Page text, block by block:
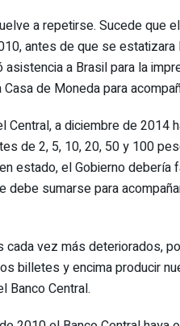
a repetirse. Sucede que
antes de que se
asistencia a Brasil para la
de Moneda para
Central, a diciembre de 2014
de 2, 5, 10, 20, 50 y 100
estado, el Gobierno
debe sumarse para
cada vez más deteriorados,
billetes y encima producir
Banco Central.